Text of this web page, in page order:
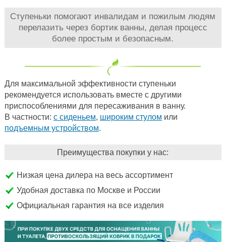
Ступеньки помогают инвалидам и пожилым людям
перелазить через бортик ванны, делая процесс
более простым и безопасным.
Для максимальной эффективности ступеньки
рекомендуется использовать вместе с другими
приспособлениями для пересаживания в ванну.
В частности: с сиденьем, широким стулом или
подъемным устройством.
Преимущества покупки у нас:
Низкая цена дилера на весь ассортимент
Удобная доставка по Москве и России
Официальная гарантия на все изделия